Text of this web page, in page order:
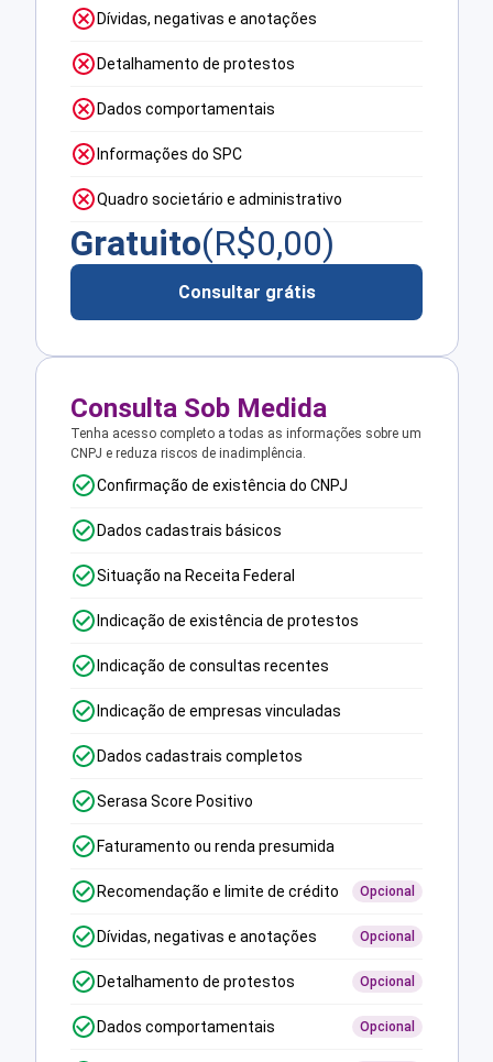
Dívidas, negativas e anotações
Detalhamento de protestos
Dados comportamentais
Informações do SPC
Quadro societário e administrativo
Gratuito(R$0,00)
Consultar grátis
Consulta Sob Medida
Tenha acesso completo a todas as informações sobre um
CNPJ e reduza riscos de inadimplência.
Confirmação de existência do CNPJ
Dados cadastrais básicos
Situação na Receita Federal
Indicação de existência de protestos
Indicação de consultas recentes
Indicação de empresas vinculadas
Dados cadastrais completos
Serasa Score Positivo
Faturamento ou renda presumida
Recomendação e limite de crédito Opcional
Dívidas, negativas e anotações Opcional
Detalhamento de protestos Opcional
Dados comportamentais Opcional